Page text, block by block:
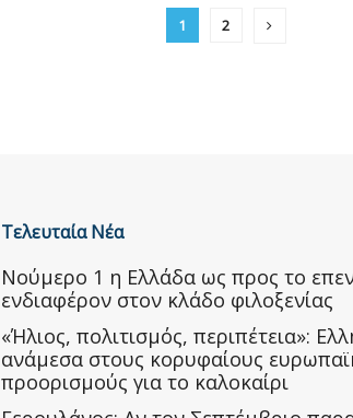
1 2
Τελευταία Νέα
Nούμερο 1 η Ελλάδα ως προς το
ενδιαφέρον στον κλάδο φιλοξενίας
«Ήλιος, πολιτισμός, περιπέτεια»:
ανάμεσα στους κορυφαίους
προορισμούς για το καλοκαίρι